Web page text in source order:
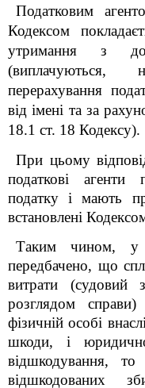
Податковим
Кодексом
утримання з
(виплачуються,
перерахування
від імені та за
18.1 ст. 18 Кодексу).
При цьому
податкові агенти
податку і мають
встановлені
Таким чином, у
передбачено, що
витрати (судовий
розглядом
фізичній особі
шкоди, і
відшкодування,
відшкодованих